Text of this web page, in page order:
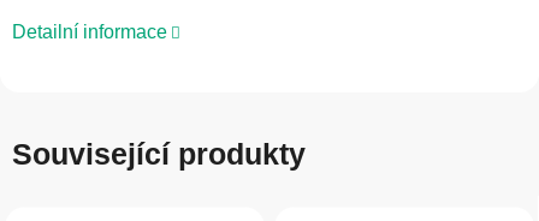
Detailní informace
Související produkty